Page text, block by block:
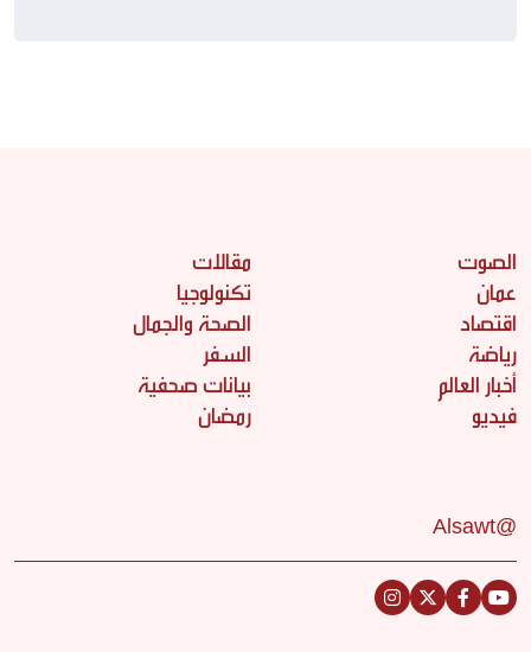
الصوت
عمان
اقتصاد
رياضة
أخبار العالم
فيديو
مقالات
تكنولوجيا
الصحة والجمال
السفر
بيانات صحفية
رمضان
@Alsawt